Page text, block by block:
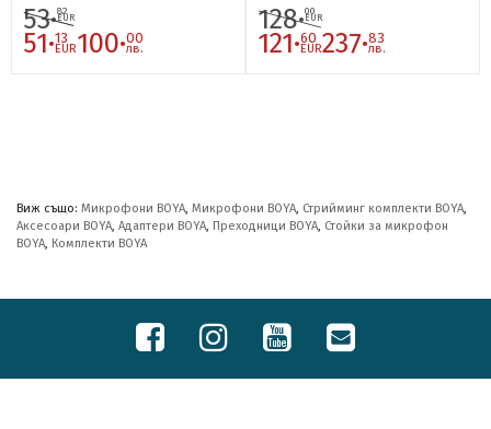
53·82
EUR
51·13
EUR100·00
лв.
128·00
EUR
121·60
EUR237·83
лв.
Виж също: Микрофони BOYA, Микрофони BOYA, Стрийминг комплекти BOYA,
Аксесоари BOYA, Адаптери BOYA, Преходници BOYA, Стойки за микрофон
BOYA, Комплекти BOYA